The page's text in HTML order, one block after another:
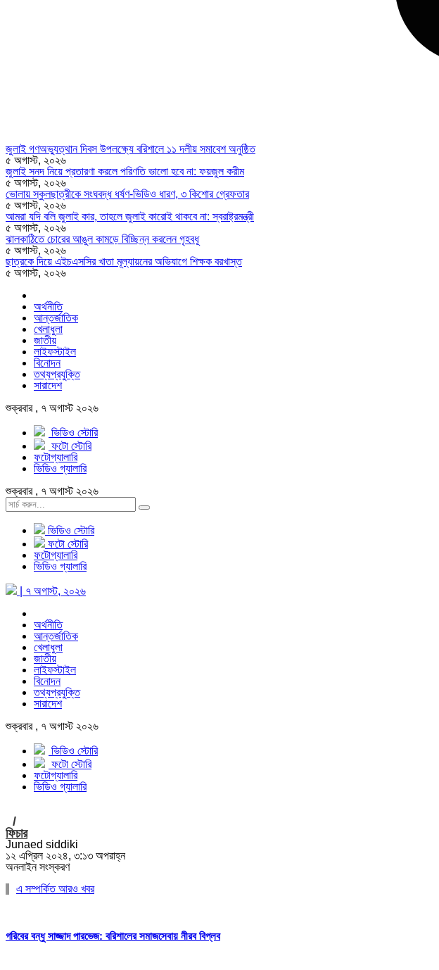
জুলাই গণঅভ্যুত্থান দিবস উপলক্ষ্যে বরিশালে ১১ দলীয় সমাবেশ অনুষ্ঠিত
৫ অগাস্ট, ২০২৬
জুলাই সনদ নিয়ে প্রতারণা করলে পরিণতি ভালো হবে না: ফয়জুল করীম
৫ অগাস্ট, ২০২৬
ভোলায় স্কুলছাত্রীকে সংঘবদ্ধ ধর্ষণ-ভিডিও ধারণ, ৩ কিশোর গ্রেফতার
৫ অগাস্ট, ২০২৬
আমরা যদি বলি জুলাই কার, তাহলে জুলাই কারোই থাকবে না: স্বরাষ্ট্রমন্ত্রী
৫ অগাস্ট, ২০২৬
ঝালকাঠিতে চোরের আঙুল কামড়ে বিচ্ছিন্ন করলেন গৃহবধূ
৫ অগাস্ট, ২০২৬
ছাত্রকে দিয়ে এইচএসসির খাতা মূল্যায়নের অভিযাগে শিক্ষক বরখাস্ত
৫ অগাস্ট, ২০২৬
অর্থনীতি
আন্তর্জাতিক
খেলাধুলা
জাতীয়
লাইফস্টাইল
বিনোদন
তথ্যপ্রযুক্তি
সারাদেশ
শুক্রবার , ৭ অগাস্ট ২০২৬
ভিডিও স্টোরি
ফটো স্টোরি
ফটোগ্যালারি
ভিডিও গ্যালারি
শুক্রবার , ৭ অগাস্ট ২০২৬
ভিডিও স্টোরি
ফটো স্টোরি
ফটোগ্যালারি
ভিডিও গ্যালারি
| ৭ অগাস্ট, ২০২৬
অর্থনীতি
আন্তর্জাতিক
খেলাধুলা
জাতীয়
লাইফস্টাইল
বিনোদন
তথ্যপ্রযুক্তি
সারাদেশ
শুক্রবার , ৭ অগাস্ট ২০২৬
ভিডিও স্টোরি
ফটো স্টোরি
ফটোগ্যালারি
ভিডিও গ্যালারি
/
ফিচার
Junaed siddiki
১২ এপ্রিল ২০২৪, ৩:১৩ অপরাহ্ন
অনলাইন সংস্করণ
এ সম্পর্কিত আরও খবর
গরিবের বন্ধু সাজ্জাদ পারভেজ: বরিশালের সমাজসেবায় নীরব বিপ্লব